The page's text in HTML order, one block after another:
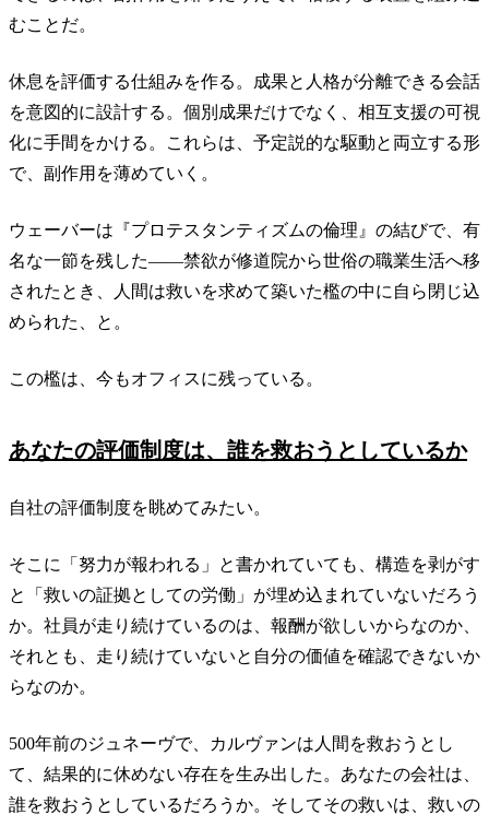
むことだ。
休息を評価する仕組みを作る。成果と人格が分離できる会話
を意図的に設計する。個別成果だけでなく、相互支援の可視
化に手間をかける。これらは、予定説的な駆動と両立する形
で、副作用を薄めていく。
ウェーバーは『プロテスタンティズムの倫理』の結びで、有
名な一節を残した——禁欲が修道院から世俗の職業生活へ移
されたとき、人間は救いを求めて築いた檻の中に自ら閉じ込
められた、と。
この檻は、今もオフィスに残っている。
あなたの評価制度は、誰を救おうとしているか
自社の評価制度を眺めてみたい。
そこに「努力が報われる」と書かれていても、構造を剥がす
と「救いの証拠としての労働」が埋め込まれていないだろう
か。社員が走り続けているのは、報酬が欲しいからなのか、
それとも、走り続けていないと自分の価値を確認できないか
らなのか。
500年前のジュネーヴで、カルヴァンは人間を救おうとし
て、結果的に休めない存在を生み出した。あなたの会社は、
誰を救おうとしているだろうか。そしてその救いは、救いの